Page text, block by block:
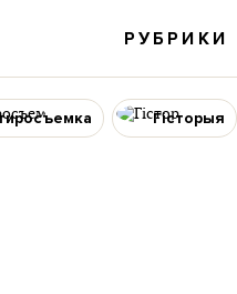
РУБРИКИ
Гісторыя